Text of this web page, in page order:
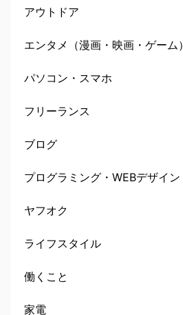
アウトドア
エンタメ（漫画・映画・ゲーム）
パソコン・スマホ
フリーランス
ブログ
プログラミング・WEBデザイン
ヤフオク
ライフスタイル
働くこと
家電